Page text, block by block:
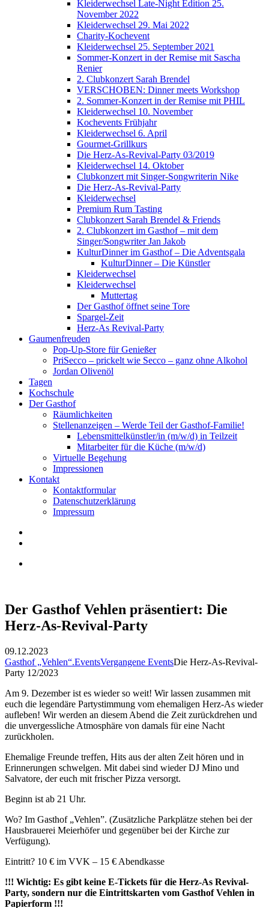
Kleiderwechsel Late-Night Edition 25.
November 2022
Kleiderwechsel 29. Mai 2022
Charity-Kochevent
Kleiderwechsel 25. September 2021
Sommer-Konzert in der Remise mit Sascha
Renier
2. Clubkonzert Sarah Brendel
VERSCHOBEN: Dinner meets Workshop
2. Sommer-Konzert in der Remise mit PHIL
Kleiderwechsel 10. November
Kochevents Frühjahr
Kleiderwechsel 6. April
Gourmet-Grillkurs
Die Herz-As-Revival-Party 03/2019
Kleiderwechsel 14. Oktober
Clubkonzert mit Singer-Songwriterin Nike
Die Herz-As-Revival-Party
Kleiderwechsel
Premium Rum Tasting
Clubkonzert Sarah Brendel & Friends
2. Clubkonzert im Gasthof – mit dem
Singer/Songwriter Jan Jakob
KulturDinner im Gasthof – Die Adventsgala
KulturDinner – Die Künstler
Kleiderwechsel
Kleiderwechsel
Muttertag
Der Gasthof öffnet seine Tore
Spargel-Zeit
Herz-As Revival-Party
Gaumenfreuden
Pop-Up-Store für Genießer
PriSecco – prickelt wie Secco – ganz ohne Alkohol
Jordan Olivenöl
Tagen
Kochschule
Der Gasthof
Räumlichkeiten
Stellenanzeigen – Werde Teil der Gasthof-Familie!
Lebensmittelkünstler/in (m/w/d) in Teilzeit
Mitarbeiter für die Küche (m/w/d)
Virtuelle Begehung
Impressionen
Kontakt
Kontaktformular
Datenschutzerklärung
Impressum
Der Gasthof Vehlen präsentiert: Die
Herz-As-Revival-Party
09.12.2023
Gasthof „Vehlen“.EventsVergangene EventsDie Herz-As-Revival-
Party 12/2023
Am 9. Dezember ist es wieder so weit! Wir lassen zusammen mit
euch die legendäre Partystimmung vom ehemaligen Herz-As wieder
aufleben! Wir werden an diesem Abend die Zeit zurückdrehen und
die unvergessliche Atmosphäre von damals für eine Nacht
zurückholen.
Ehemalige Freunde treffen, Hits aus der alten Zeit hören und in
Erinnerungen schwelgen. Mit dabei sind wieder DJ Mino und
Salvatore, der euch mit frischer Pizza versorgt.
Beginn ist ab 21 Uhr.
Wo? Im Gasthof „Vehlen”. (Zusätzliche Parkplätze stehen bei der
Hausbrauerei Meierhöfer und gegenüber bei der Kirche zur
Verfügung).
Eintritt? 10 € im VVK – 15 € Abendkasse
!!! Wichtig: Es gibt keine E-Tickets für die Herz-As Revival-
Party, sondern nur die Eintrittskarten vom Gasthof Vehlen in
Papierform !!!